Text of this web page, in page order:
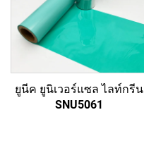
ยูนีค ยูนิเวอร์แซล ไลท์กรีน
SNU5061